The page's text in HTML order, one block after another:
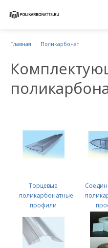
Главная Поликарбонат
Торцевые
поликарбонатные
профили